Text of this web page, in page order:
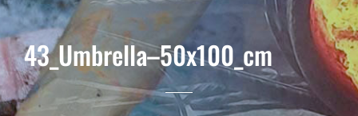
43_Umbrella–50x100_cm